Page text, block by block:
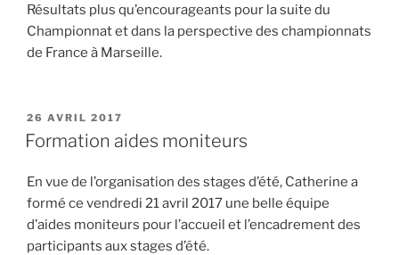
Résultats plus qu’encourageants pour la suite du
Championnat et dans la perspective des championnats
de France à Marseille.
PUBLIÉ
LE
26 AVRIL 2017
Formation aides moniteurs
En vue de l’organisation des stages d’été, Catherine a
formé ce vendredi 21 avril 2017 une belle équipe
d’aides moniteurs pour l’accueil et l’encadrement des
participants aux stages d’été.